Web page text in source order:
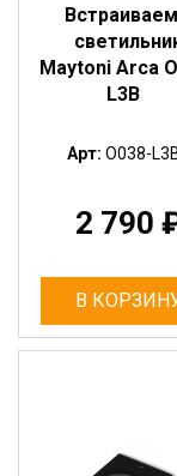
Maytoni Arca
L3B
Арт: O038-
2 790
В